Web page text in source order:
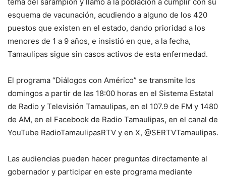
esquema de vacunación, acudiendo a alguno de los 420
puestos que existen en el estado, dando prioridad a los
menores de 1 a 9 años, e insistió en que, a la fecha,
Tamaulipas sigue sin casos activos de esta enfermedad.
El programa “Diálogos con Américo” se transmite los
domingos a partir de las 18:00 horas en el Sistema Estatal
de Radio y Televisión Tamaulipas, en el 107.9 de FM y 1480
de AM, en el Facebook de Radio Tamaulipas, en el canal de
YouTube RadioTamaulipasRTV y en X, @SERTVTamaulipas.
Las audiencias pueden hacer preguntas directamente al
gobernador y participar en este programa mediante